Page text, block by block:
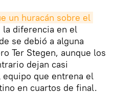
un huracán sobre el
la diferencia en el
se debió a alguna
Ter Stegen, aunque los
dejan casi
equipo que entrena el
en cuartos de final.